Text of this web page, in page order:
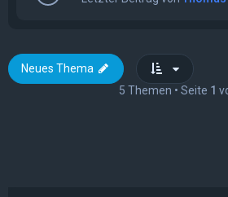
Neues Thema
5 Themen • Seite 1